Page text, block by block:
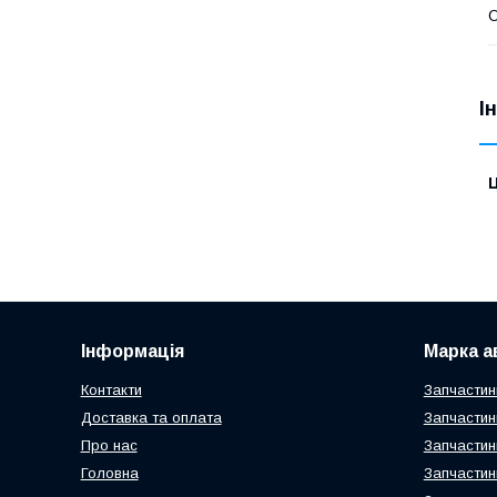
Інформація
Контакти
Доставка та оплата
Про нас
Головна
Марка